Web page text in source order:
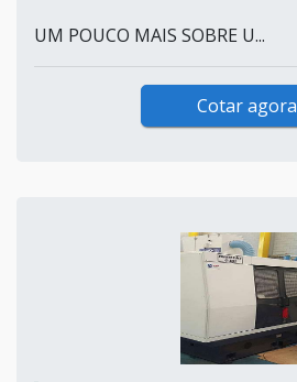
UM POUCO MAIS SOBRE U...
Cotar agora